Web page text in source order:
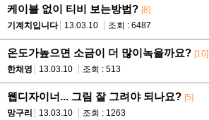
케이블 없이 티비 보는방법? [8]
기계치입니다
13.03.10 조회 : 6487
온도가높으면 소금이 더 많이녹을까요? [10]
한채영
13.03.10 조회 : 513
웹디자이너... 그림 잘 그려야 되나요? [5]
망구리
13.03.10 조회 : 1263